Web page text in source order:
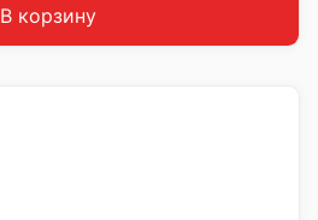
В корзину